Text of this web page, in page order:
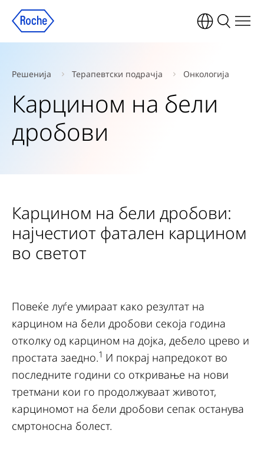
Решенија Терапевтски подрачја Онкологија
Карцином на бели
дробови
Карцином на бели дробови:
најчестиот фатален карцином
во светот
Повеќе луѓе умираат како резултат на
карцином на бели дробови секоја година
отколку од карцином на дојка, дебело црево и
простата заедно.1 И покрај напредокот во
последните години со откривање на нови
третмани кои го продолжуваат животот,
карциномот на бели дробови сепак останува
смртоносна болест.